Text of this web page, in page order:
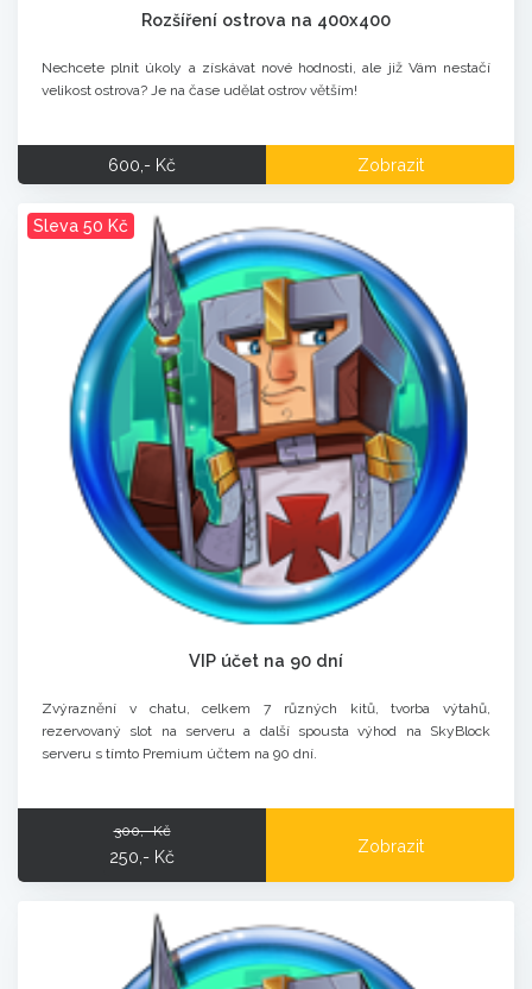
Rozšíření ostrova na 400x400
Nechcete plnit úkoly a získávat nové hodnosti, ale již Vám nestačí
velikost ostrova? Je na čase udělat ostrov větším!
600,- Kč Zobrazit
Sleva 50 Kč
VIP účet na 90 dní
Zvýraznění v chatu, celkem 7 různých kitů, tvorba výtahů,
rezervovaný slot na serveru a další spousta výhod na SkyBlock
serveru s tímto Premium účtem na 90 dní.
300,- Kč
250,- Kč
Zobrazit